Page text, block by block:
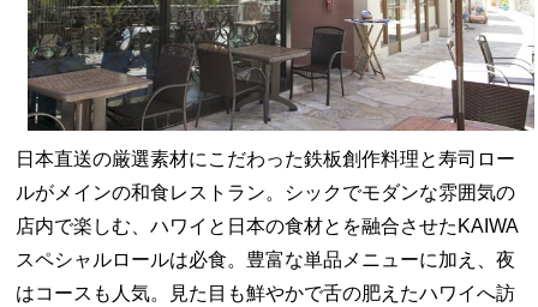
日本直送の厳選素材にこだわった鉄板創作料理と寿司ロー
ルがメインの和食レストラン。シックでモダンな雰囲気の
店内で楽しむ、ハワイと日本の食材とを融合させたKAIWA
スペシャルロールは必食。豊富な単品メニューに加え、夜
はコースも人気。見た目も鮮やかで舌の肥えたハワイへ訪